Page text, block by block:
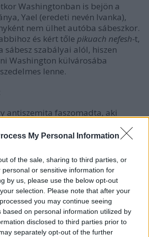
My Personal Information
of the sale, sharing to third parties, or
personal or sensitive information for
by us, please use the below opt-out
selection. Please note that after your
you may continue seeing
based on personal information utilized by
disclosed to third parties prior to
separately opt-out of the further
Washingtonban is bejön a
Yael (eredeti nevén Ivanka),
nem ülhet autóba sábeszkor.
és kért tőle pikuach nefesh-t,
sábesz szabályai alól, hiszen
Washington külvárosába
lenne.
antiszemita faszomadta, aki
az elnök, egy ember, aki annyira
éve még lelkesen
hogy a Holokauszt csak
epizódja volt a második
Most meg nagyon boldog a kis
hogy a milliárdjait egy olyan
köszönheti, aki, de akkor is.